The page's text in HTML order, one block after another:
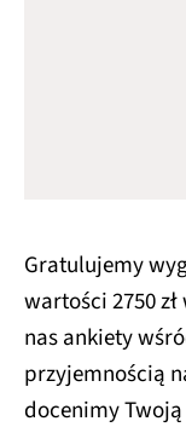
Gratulujemy
wartości 2750
nas ankiety
przyjemnością
docenimy